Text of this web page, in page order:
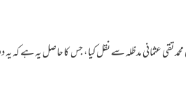
مفتی محمد تقی عثمانی مدظلہ سے نقل کیا، جس کا حاصل